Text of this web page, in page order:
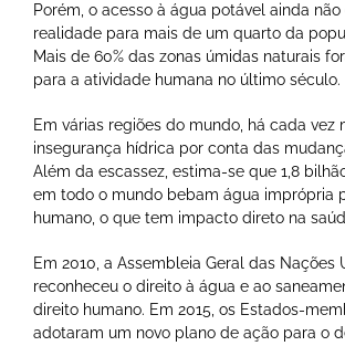
Porém, o acesso à água potável ainda não
realidade para mais de um quarto da
Mais de 60% das zonas úmidas naturais
para a atividade humana no último século.
Em várias regiões do mundo, há cada vez
insegurança hídrica por conta das
Além da escassez, estima-se que 1,8
em todo o mundo bebam água imprópria
humano, o que tem impacto direto na
Em 2010, a Assembleia Geral das Nações
reconheceu o direito à água e ao
direito humano. Em 2015, os Estados-
adotaram um novo plano de ação para o